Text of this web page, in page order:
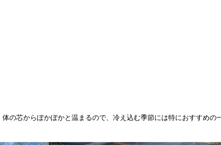
の芯からぽかぽかと温まるので、冷え込む季節には特におすすめの